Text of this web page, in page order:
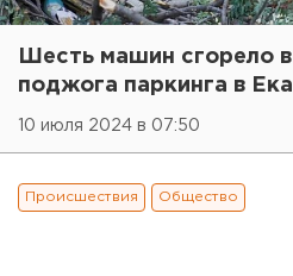
Шесть машин сгорело в
поджога паркинга в
10 июля 2024 в 07:50
Происшествия Общество